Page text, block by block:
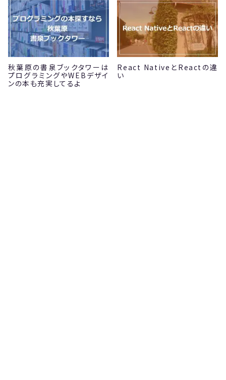
秋葉原の書泉ブックタワーは
プログラミングやWEBデザイ
ンの本も充実してるよ
React NativeとReactの違
い